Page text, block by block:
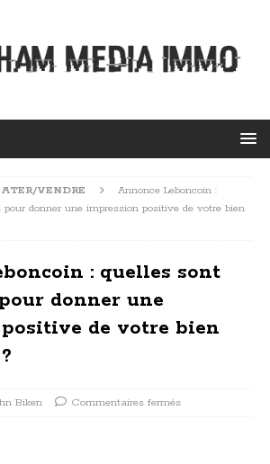
VENDRE
Annonce Leboncoin :
donner une impression positive de votre bien
: quelles sont
donner une
de votre bien
Biken Commentaires fermés